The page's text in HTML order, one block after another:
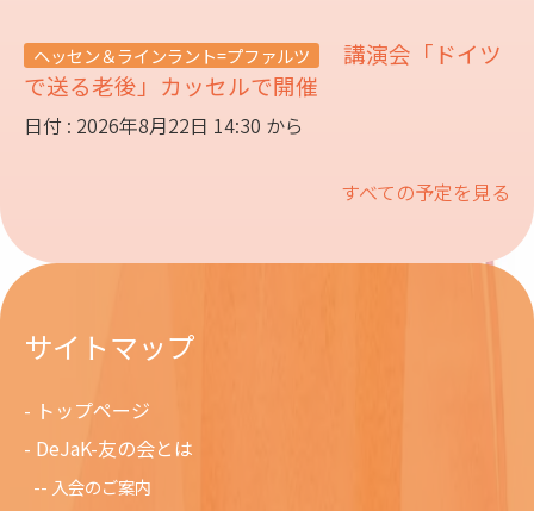
ヘッセン＆ラインラント=プファルツ
講演会「ドイツ
で送る老後」カッセルで開催
日付 : 2026年8月22日 14:30 から
すべての予定を見る
サイトマップ
トップページ
DeJaK-友の会とは
入会のご案内